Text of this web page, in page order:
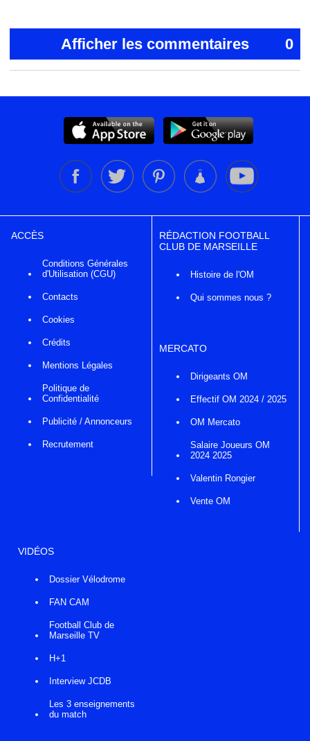
Afficher les commentaires 0
ACCÈS
Conditions Générales
d'Utilisation (CGU)
Contacts
Cookies
Crédits
Mentions Légales
Politique de
Confidentialité
Publicité / Annonceurs
Recrutement
RÉDACTION FOOTBALL
CLUB DE MARSEILLE
Histoire de l'OM
Qui sommes nous ?
MERCATO
Dirigeants OM
Effectif OM 2024 / 2025
OM Mercato
Salaire Joueurs OM
2024 2025
Valentin Rongier
Vente OM
VIDÉOS
Dossier Vélodrome
FAN CAM
Football Club de
Marseille TV
H+1
Interview JCDB
Les 3 enseignements
du match